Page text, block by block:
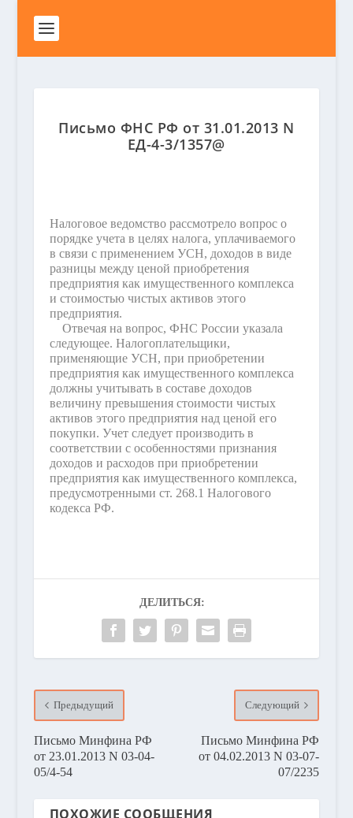
Письмо ФНС РФ от 31.01.2013 N
ЕД-4-3/1357@
Налоговое ведомство рассмотрело вопрос о
порядке учета в целях налога, уплачиваемого
в связи с применением УСН, доходов в виде
разницы между ценой приобретения
предприятия как имущественного комплекса
и стоимостью чистых активов этого
предприятия.
Отвечая на вопрос, ФНС России указала
следующее. Налогоплательщики,
применяющие УСН, при приобретении
предприятия как имущественного комплекса
должны учитывать в составе доходов
величину превышения стоимости чистых
активов этого предприятия над ценой его
покупки. Учет следует производить в
соответствии с особенностями признания
доходов и расходов при приобретении
предприятия как имущественного комплекса,
предусмотренными ст. 268.1 Налогового
кодекса РФ.
ДЕЛИТЬСЯ:
Предыдущий
Письмо Минфина РФ
от 23.01.2013 N 03-04-
05/4-54
Следующий
Письмо Минфина РФ
от 04.02.2013 N 03-07-
07/2235
ПОХОЖИЕ СООБЩЕНИЯ